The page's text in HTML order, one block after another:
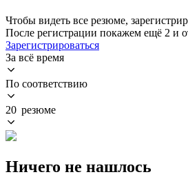
Чтобы видеть все резюме,
После регистрации покажем ещё 2 и
Зарегистрироваться
За всё время
По соответствию
20 резюме
Ничего не нашлось